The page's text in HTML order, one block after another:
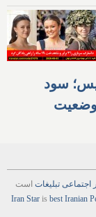
سود
وضعیت
اجتماعی تبلیغات است
Iran Staris best Iranian